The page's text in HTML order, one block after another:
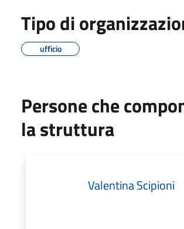
Tipo di
ufficio
Persone che
la struttura
Valentina Scipioni